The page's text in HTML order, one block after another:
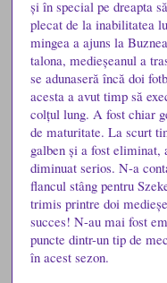
și în special pe dreapta
plecat de la inabilitatea
mingea a ajuns la
talona, medieșeanul a
se adunaseră încă doi
acesta a avut timp să
colțul lung. A fost chiar
de maturitate. La scurt
galben și a fost eliminat,
diminuat serios. N-a
flancul stâng pentru
trimis printre doi
succes! N-au mai fost
puncte dintr-un tip de
în acest sezon.